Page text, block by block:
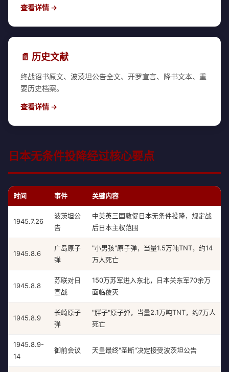
查看详情 →
📄 历史文献
终战诏书原文、波茨坦公告全文、开罗宣言、降书文本、重
要历史档案。
查看详情 →
日本无条件投降经过核心要点
时间 事件 关键内容
1945.7.26
波茨坦公
告
中美英三国敦促日本无条件投降，规定战
后日本主权范围
1945.8.6
广岛原子
弹
"小男孩"原子弹，当量1.5万吨TNT，约14
万人死亡
1945.8.8
苏联对日
宣战
150万苏军进入东北，日本关东军70余万
面临覆灭
1945.8.9
长崎原子
弹
"胖子"原子弹，当量2.1万吨TNT，约7万人
死亡
1945.8.9-
14
御前会议 天皇最终"圣断"决定接受波茨坦公告